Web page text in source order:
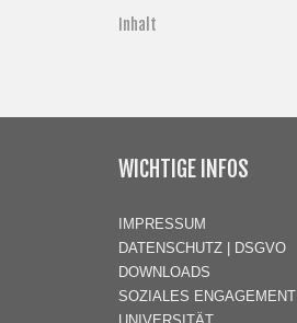
Inhalt
WICHTIGE INFOS
IMPRESSUM
DATENSCHUTZ | DSGVO
DOWNLOADS
SOZIALES ENGAGEMENT